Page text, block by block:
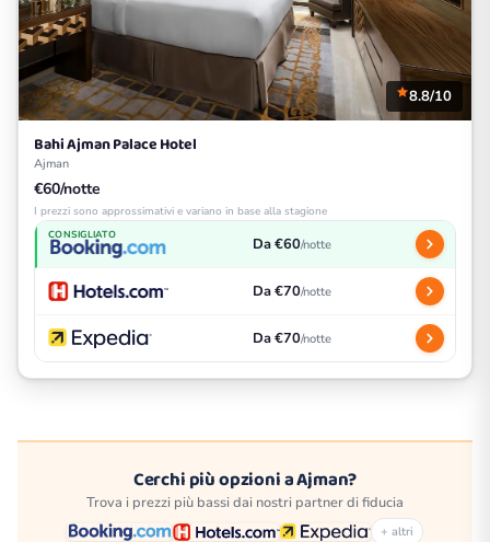
8.8/10
Bahi Ajman Palace Hotel
Ajman
€60/notte
I prezzi sono approssimativi e variano in base alla stagione
CONSIGLIATO Da €60/notte
Da €70/notte
Da €70/notte
Cerchi più opzioni a Ajman?
Trova i prezzi più bassi dai nostri partner di fiducia
+ altri